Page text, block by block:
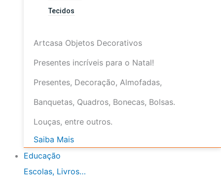
Tecidos
Artcasa Objetos Decorativos
Presentes incríveis para o Natal!
Presentes, Decoração, Almofadas,
Banquetas, Quadros, Bonecas, Bolsas.
Louças, entre outros.
Saiba Mais
Educação
Escolas, Livros…